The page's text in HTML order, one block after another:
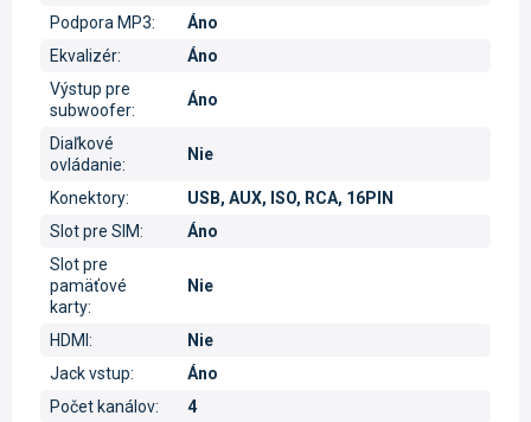
Podpora MP3:
Áno
Ekvalizér:
Áno
Výstup pre
subwoofer:
Áno
Diaľkové
ovládanie:
Nie
Konektory:
USB, AUX, ISO, RCA, 16PIN
Slot pre SIM:
Áno
Slot pre
pamäťové
karty:
Nie
HDMI :
Nie
Jack vstup:
Áno
Počet kanálov: 4